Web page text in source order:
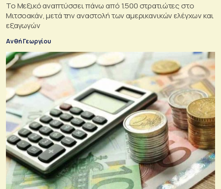
Το Μεξικό αναπτύσσει πάνω από 1.500 στρατιώτες στο
Μιτσοακάν, μετά την αναστολή των αμερικανικών ελέγχων και
εξαγωγών
Ανθή Γεωργίου